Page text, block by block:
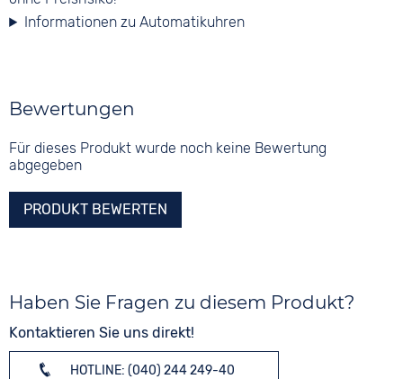
Informationen zu Automatikuhren
Bewertungen
Für dieses Produkt wurde noch keine Bewertung
abgegeben
PRODUKT BEWERTEN
Haben Sie Fragen zu diesem Produkt?
Kontaktieren Sie uns direkt!
HOTLINE: (040) 244 249-40